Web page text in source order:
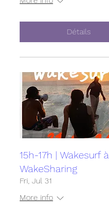
Détails
15h-17h | Wakesurf à
WakeSharing
Fri, Jul 31
More info